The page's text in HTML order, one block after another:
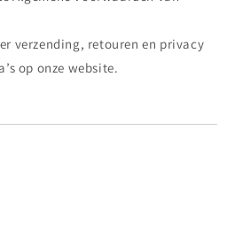
verzending, retouren en privacy
op onze website.